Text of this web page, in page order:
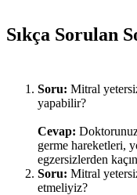
Sıkça Sorulan
Soru: Mitral
yapabilir?
Cevap:
germe hareketleri,
egzersizlerden
Soru: Mitral
etmeliyiz?